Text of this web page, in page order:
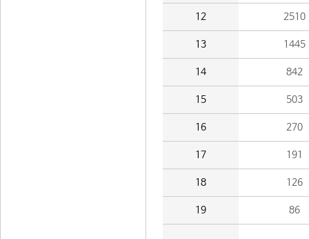
12 2510
13 1445
14 842
15 503
16 270
17 191
18 126
19 86